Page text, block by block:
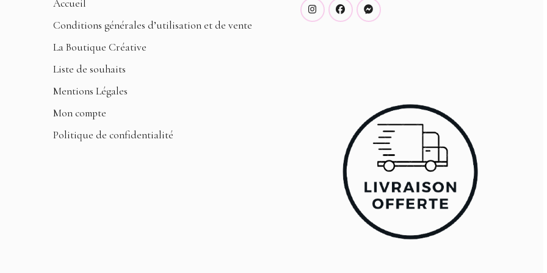
Accueil
Conditions générales d’utilisation et de vente
La Boutique Créative
Liste de souhaits
Mentions Légales
Mon compte
Politique de confidentialité